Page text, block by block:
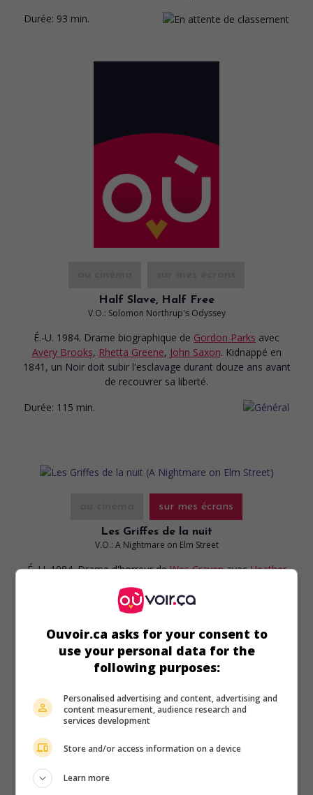
Durée: 93 min.
Half Slave, Half Free
V.O.: Solomon Northrup's Odyssey
É.-U. 1984. Drame biographique de Gordon Parks avec
Avery Brooks, Rhetta Greene, John Saxon. Kidnappé en
1841, un Noir doit subir l'esclavage durant douze ans avant
de recouvrer sa liberté.
Durée: 115 min.
sur mes écrans
Les Griffes de la nuit
V.O.: A Nightmare on Elm Street
É.-U. 1984. Drame d'horreurde Wes Craven avec Heather
adolescente découvre que l'être monstrueux qui hante ses
rêves, un croquemitaine dont la main droite est armée de
griffes d'acier effilées, est un meurtrier d'enfants.
91 min.
au cinéma sur mes écrans
Les Aventuriers de l'univers perdu
Ouvoir.ca asks for your consent to
use your personal data for the
following purposes:
Personalised advertising and content, advertising and
content measurement, audience research and
services development
Store and/or access information on a device
Learn more